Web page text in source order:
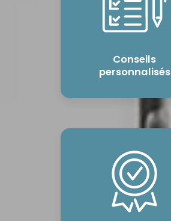
Conseils
personnalisés